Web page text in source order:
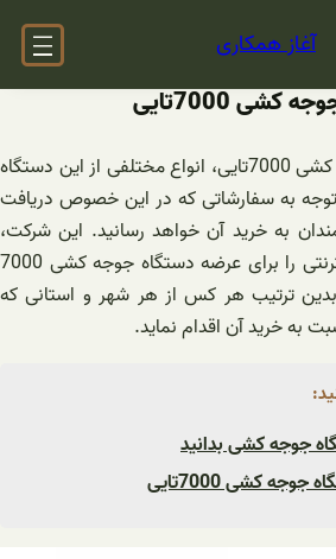
آغاز همکاری
7000تایی
شرکت توزیع دستگاه جوجه کشی 7000تایی، انواع مختلفی از این دستگاه
توجه به سفارشاتی که در این خصوص دریافت
به خرید آن خواهد رسانید. این شرکت،
روشهای خرید و فروش اینترنتی را برای عرضه دستگاه جوجه کشی 7000
ترتیب هر کس از هر شهر و استانی که
به خرید آن اقدام نماید.
جوجه کشی بدانید
کشی 7000تایی